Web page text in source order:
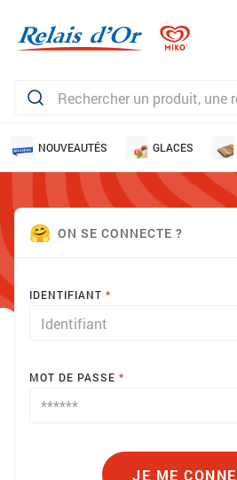
NOUVEAUTÉS GLACES
ON SE CONNECTE ?
IDENTIFIANT
MOT DE PASSE
JE ME